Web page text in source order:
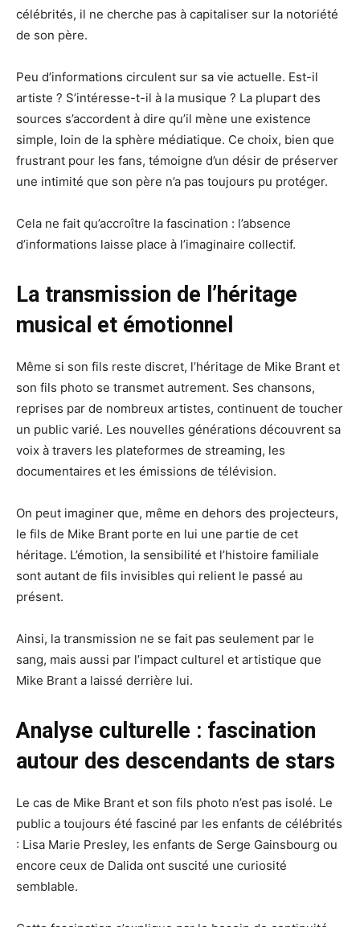
célébrités, il ne cherche pas à capitaliser sur la notoriété
de son père.
Peu d’informations circulent sur sa vie actuelle. Est-il
artiste ? S’intéresse-t-il à la musique ? La plupart des
sources s’accordent à dire qu’il mène une existence
simple, loin de la sphère médiatique. Ce choix, bien que
frustrant pour les fans, témoigne d’un désir de préserver
une intimité que son père n’a pas toujours pu protéger.
Cela ne fait qu’accroître la fascination : l’absence
d’informations laisse place à l’imaginaire collectif.
La transmission de l’héritage
musical et émotionnel
Même si son fils reste discret, l’héritage de Mike Brant et
son fils photo se transmet autrement. Ses chansons,
reprises par de nombreux artistes, continuent de toucher
un public varié. Les nouvelles générations découvrent sa
voix à travers les plateformes de streaming, les
documentaires et les émissions de télévision.
On peut imaginer que, même en dehors des projecteurs,
le fils de Mike Brant porte en lui une partie de cet
héritage. L’émotion, la sensibilité et l’histoire familiale
sont autant de fils invisibles qui relient le passé au
présent.
Ainsi, la transmission ne se fait pas seulement par le
sang, mais aussi par l’impact culturel et artistique que
Mike Brant a laissé derrière lui.
Analyse culturelle : fascination
autour des descendants de stars
Le cas de Mike Brant et son fils photo n’est pas isolé. Le
public a toujours été fasciné par les enfants de célébrités
: Lisa Marie Presley, les enfants de Serge Gainsbourg ou
encore ceux de Dalida ont suscité une curiosité
semblable.